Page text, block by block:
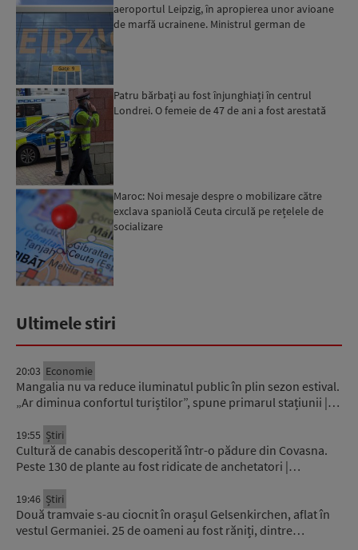
aeroportul Leipzig, în apropierea unor avioane
de marfă ucrainene. Ministrul german de
Patru bărbați au fost înjunghiați în centrul
Londrei. O femeie de 47 de ani a fost arestată
Maroc: Noi mesaje despre o mobilizare către
exclava spaniolă Ceuta circulă pe rețelele de
socializare
Ultimele stiri
20:03 Economie
Mangalia nu va reduce iluminatul public în plin sezon estival.
„Ar diminua confortul turiștilor”, spune primarul stațiunii |…
19:55 Știri
Cultură de canabis descoperită într-o pădure din Covasna.
Peste 130 de plante au fost ridicate de anchetatori |…
19:46 Știri
Două tramvaie s-au ciocnit în orașul Gelsenkirchen, aflat în
vestul Germaniei. 25 de oameni au fost răniți, dintre…